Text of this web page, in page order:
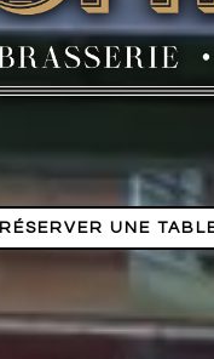
RÉSERVER UNE